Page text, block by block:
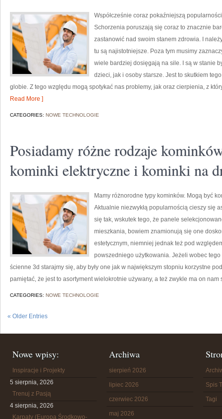
Współcześnie coraz pokaźniejszą
Schorzenia poruszają się coraz to znacznie
zastanowić nad swoim stanem zdrowia. I
tu są najistotniejsze. Poza tym musimy
wiele bardziej dosięgają na sile. I są w stanie
dzieci, jak i osoby starsze. Jest to skutkiem
globie. Z tego względu mogą spotykać nas problemy, jak oraz cierpienia, z
Read More ]
CATEGORIES: NOWE TECHNOLOGIE
Posiadamy różne rodzaje
kominki elektryczne i kominki na
Mamy różnorodne typy kominków. Mogą być
Aktualnie niezwykłą popularnością cieszy się
się tak, wskutek tego, że panele
mieszkania, bowiem znamionują się one
estetycznym, niemniej jednak też pod
powszedniego użytkowania. Jeżeli wobec
ścienne 3d starajmy się, aby były one jak w największym stopniu korzystne
pamiętać, że jest to asortyment wielokrotnie używany, a też zwykle ma on nam
CATEGORIES: NOWE TECHNOLOGIE
« Older Entries
Nowe wpisy:
Inspiracje i Projekty
5 sierpnia, 2026
Trenuj z Pasją
4 sierpnia, 2026
Karpaty (Europa Środkowo-
Archiwa
sierpień 2026
lipiec 2026
czerwiec 2026
maj 2026
Spis
Tagi